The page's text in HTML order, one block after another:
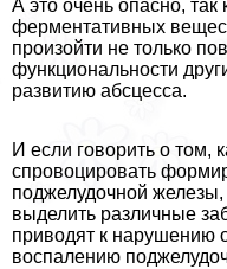
А это очень опасно, так
ферментативных
произойти не только
функциональности
развитию абсцесса.
И если говорить о том,
спровоцировать
поджелудочной
выделить различные
приводят к нарушению
воспалению